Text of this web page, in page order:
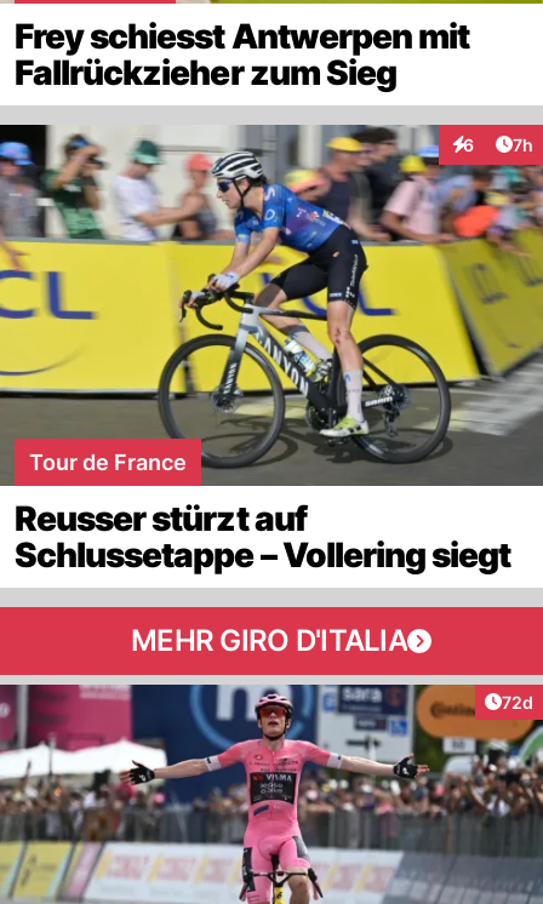
Frey schiesst Antwerpen mit
Fallrückzieher zum Sieg
6 7h
Tour de France
Reusser stürzt auf
Schlussetappe – Vollering siegt
MEHR GIRO D'ITALIA
72d